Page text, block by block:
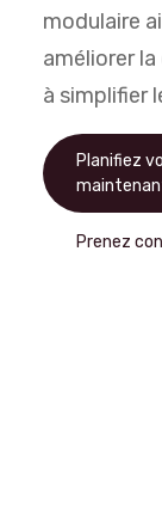
modulaire
améliorer
à simplifier
Planifiez
Prenez